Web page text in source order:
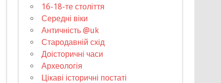
16-18-те століття
Середні віки
Античність @uk
Стародавній схід
Доісторичні часи
Археологія
Цікаві історичні постаті